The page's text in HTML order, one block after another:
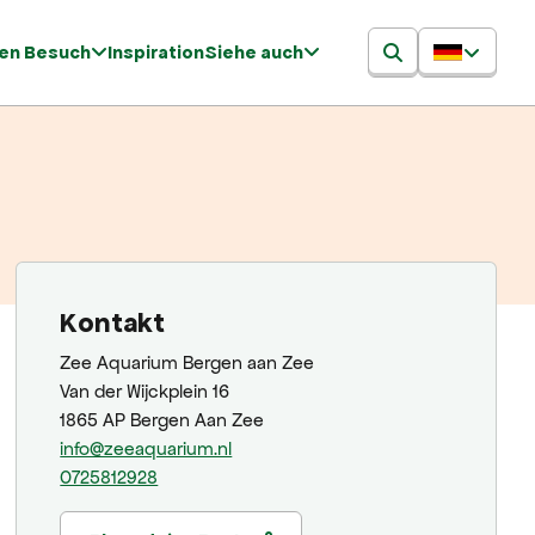
Besuch InspirationSiehe auch
Kontakt
Zee Aquarium Bergen aan Zee
Van der Wijckplein 16
1865 AP Bergen Aan Zee
info@zeeaquarium.nl
0725812928